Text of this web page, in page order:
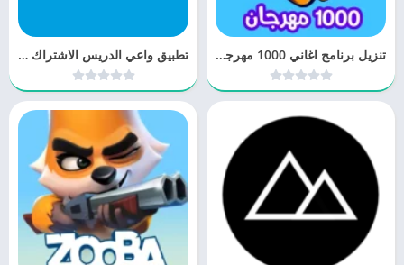
تنزيل برنامج اغاني 1000 مهرجان بدون نت تطبيق واعي الدريس الاشتراك واستبدال النقاط